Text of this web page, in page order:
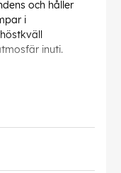
och håller
i
inuti.
att sova länge
äventyr. Säg hejdå